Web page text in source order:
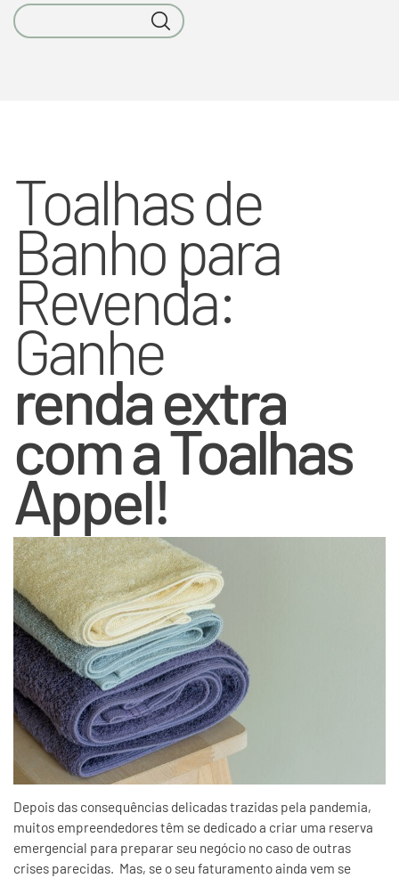
Toalhas de
Banho para
Revenda:
Ganhe
renda extra
com a Toalhas
Appel!
Depois das consequências delicadas trazidas pela pandemia,
muitos empreendedores têm se dedicado a criar uma reserva
emergencial para preparar seu negócio no caso de outras
crises parecidas. Mas, se o seu faturamento ainda vem se